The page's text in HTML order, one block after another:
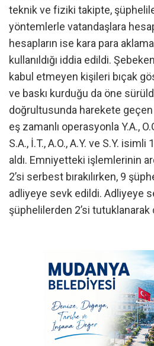
teknik ve fiziki takipte,
yöntemlerle vatandaşlara hesap
hesapların ise kara para
kullanıldığı iddia edildi.
kabul etmeyen kişileri bıçak
ve baskı kurduğu da öne
doğrultusunda harekete
eş zamanlı operasyonla Y.A.,
S.A., İ.T., A.O., A.Y. ve S.Y.
aldı. Emniyetteki işlemlerinin
2’si serbest bırakılırken, 9
adliyeye sevk edildi. Adliyeye
şüphelilerden 2’si